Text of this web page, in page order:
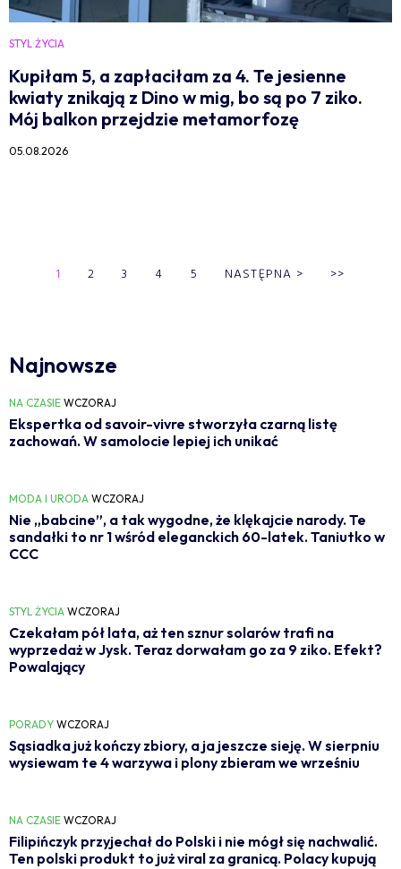
STYL ŻYCIA
Kupiłam 5, a zapłaciłam za 4. Te jesienne
kwiaty znikają z Dino w mig, bo są po 7 ziko.
Mój balkon przejdzie metamorfozę
05.08.2026
1 2 3 4 5 NASTĘPNA > >>
Najnowsze
NA CZASIE WCZORAJ
Ekspertka od savoir-vivre stworzyła czarną listę
zachowań. W samolocie lepiej ich unikać
MODA I URODA WCZORAJ
Nie „babcine”, a tak wygodne, że klękajcie narody. Te
sandałki to nr 1 wśród eleganckich 60-latek. Taniutko w
CCC
STYL ŻYCIA WCZORAJ
Czekałam pół lata, aż ten sznur solarów trafi na
wyprzedaż w Jysk. Teraz dorwałam go za 9 ziko. Efekt?
Powalający
PORADY WCZORAJ
Sąsiadka już kończy zbiory, a ja jeszcze sieję. W sierpniu
wysiewam te 4 warzywa i plony zbieram we wrześniu
NA CZASIE WCZORAJ
Filipińczyk przyjechał do Polski i nie mógł się nachwalić.
Ten polski produkt to już viral za granicą. Polacy kupują